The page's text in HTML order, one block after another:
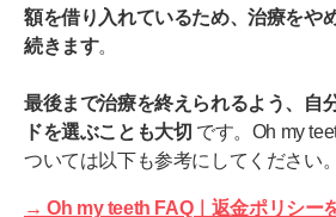
額を借り入れているため、治療をや
続きます。
最後まで治療を終えられるよう、自
ドを選ぶことも大切 です。Oh my
ついては以下も参考にしてください。
→ Oh my teeth FAQ｜返金ポリシー